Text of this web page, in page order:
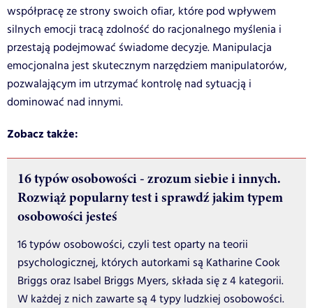
współpracę ze strony swoich ofiar, które pod wpływem
silnych emocji tracą zdolność do racjonalnego myślenia i
przestają podejmować świadome decyzje. Manipulacja
emocjonalna jest skutecznym narzędziem manipulatorów,
pozwalającym im utrzymać kontrolę nad sytuacją i
dominować nad innymi.
Zobacz także:
16 typów osobowości - zrozum siebie i innych.
Rozwiąż popularny test i sprawdź jakim typem
osobowości jesteś
16 typów osobowości, czyli test oparty na teorii
psychologicznej, których autorkami są Katharine Cook
Briggs oraz Isabel Briggs Myers, składa się z 4 kategorii.
W każdej z nich zawarte są 4 typy ludzkiej osobowości.